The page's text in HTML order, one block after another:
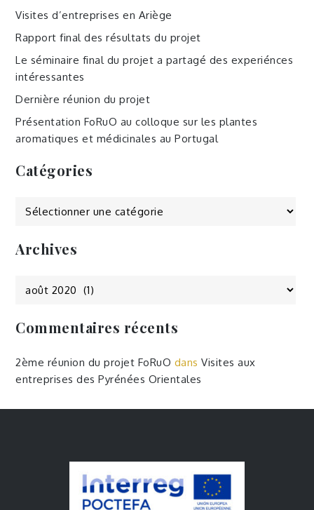
Visites d’entreprises en Ariège
Rapport final des résultats du projet
Le séminaire final du projet a partagé des experiénces
intéressantes
Dernière réunion du projet
Présentation FoRuO au colloque sur les plantes
aromatiques et médicinales au Portugal
Catégories
Catégories
Archives
Commentaires récents
2ème réunion du projet FoRuO dansVisites aux
entreprises des Pyrénées Orientales